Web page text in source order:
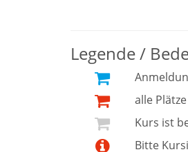
Legende /
alle
Kurs ist
Bitte